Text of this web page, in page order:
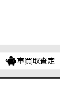
車買取査定